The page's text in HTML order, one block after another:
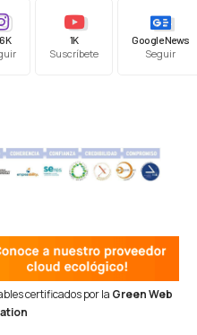
1K
Suscríbete
Google News
Seguir
certificados por la Green Web